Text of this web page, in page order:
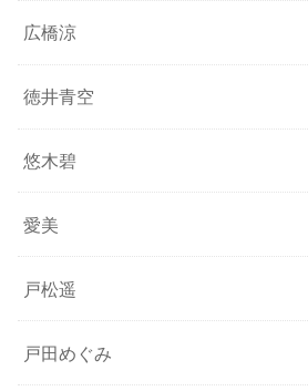
広橋涼
徳井青空
悠木碧
愛美
戸松遥
戸田めぐみ